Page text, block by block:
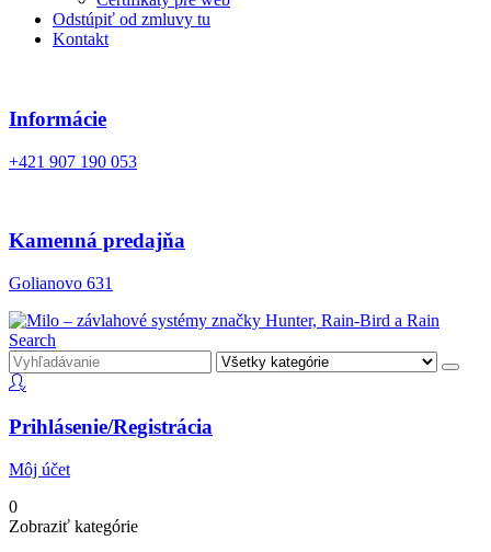
Odstúpiť od zmluvy tu
Kontakt
Informácie
+421 907 190 053
Kamenná predajňa
Golianovo 631
Search
Prihlásenie/Registrácia
Môj účet
0
Zobraziť kategórie